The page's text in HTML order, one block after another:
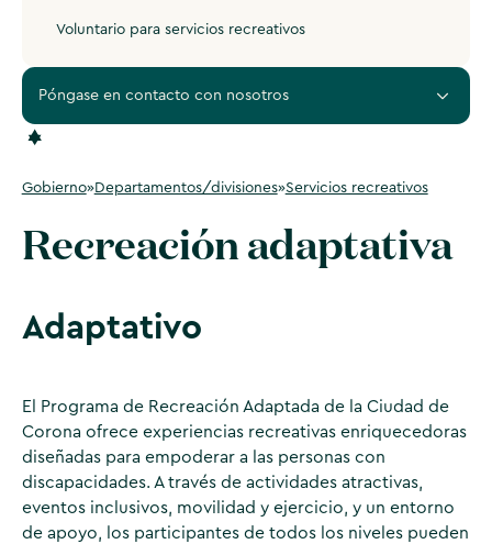
Voluntario para servicios recreativos
Póngase en contacto con nosotros
Gobierno»Departamentos/divisiones»Servicios recreativos
Recreación adaptativa
Adaptativo
El Programa de Recreación Adaptada de la Ciudad de
Corona ofrece experiencias recreativas enriquecedoras
diseñadas para empoderar a las personas con
discapacidades. A través de actividades atractivas,
eventos inclusivos, movilidad y ejercicio, y un entorno
de apoyo, los participantes de todos los niveles pueden